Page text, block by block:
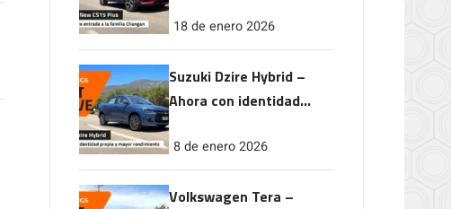
18 de enero 2026
Suzuki Dzire Hybrid –
Ahora con identidad
rendimiento
8 de enero 2026
Volkswagen Tera –